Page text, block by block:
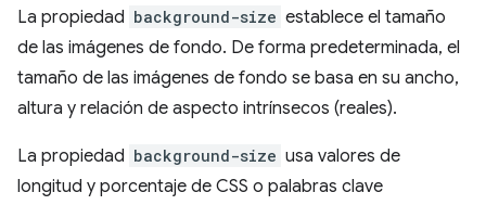
La propiedad background-size establece el tamaño
de las imágenes de fondo. De forma predeterminada, el
tamaño de las imágenes de fondo se basa en su ancho,
altura y relación de aspecto intrínsecos (reales).
La propiedad background-size usa valores de
longitud y porcentaje de CSS o palabras clave